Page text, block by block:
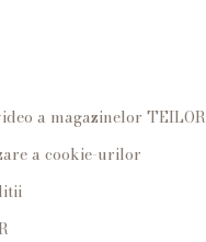
a magazinelor TEILOR
a cookie-urilor